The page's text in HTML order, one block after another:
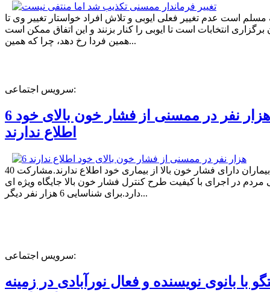
مسلم است عدم تغییر فعلی ایوبی و تلاش افراد خواستار تغییر وی تا
برگزاری انتخابات است تا ایوبی را کنار بزنند و این اتفاق ممکن است
همین فردا رخ دهد، چرا که همین...
سرویس اجتماعی:
6 هزار نفر در ممسنی از فشار خون بالای خود
اطلاع ندارند
40 درصد بیماران دارای فشار خون بالا از بیماری خود اطلاع ندارند.مشارکت
در اجرای با کیفیت طرح کنترل فشار خون بالا جایگاه ویژه ای
دارد.برای شناسایی 6 هزار نفر دیگر...
سرویس اجتماعی:
با بانوی نویسنده و فعال نورآبادی در زمینه